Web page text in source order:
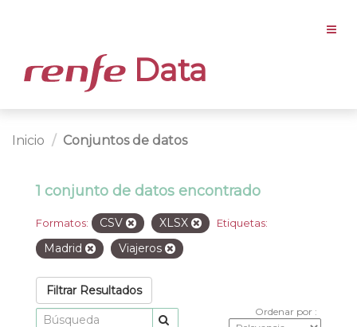
Data
Inicio Conjuntos de datos
1 conjunto de datos encontrado
Formatos: CSV XLSX Etiquetas:
Madrid Viajeros
Filtrar Resultados
Ordenar por